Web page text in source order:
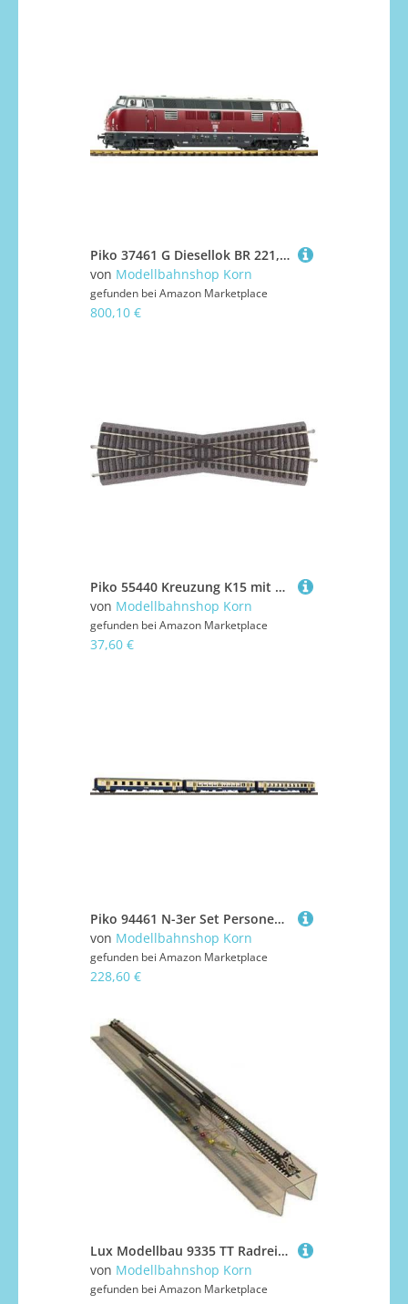
Piko 37461 G Diesellok BR 221, DB, Ep. IV, DC-Sound
von Modellbahnshop Korn
gefunden bei Amazon Marketplace
800,10 €
Piko 55440 Kreuzung K15 mit Bettung
von Modellbahnshop Korn
gefunden bei Amazon Marketplace
37,60 €
Piko 94461 N-3er Set Personenwagen EW I, 1x 1. Klasse und 2X 2. Klasse, BLS, Ep.V
von Modellbahnshop Korn
gefunden bei Amazon Marketplace
228,60 €
Lux Modellbau 9335 TT Radreinigungsanlage 'Tischgerät' analog und digital
von Modellbahnshop Korn
gefunden bei Amazon Marketplace